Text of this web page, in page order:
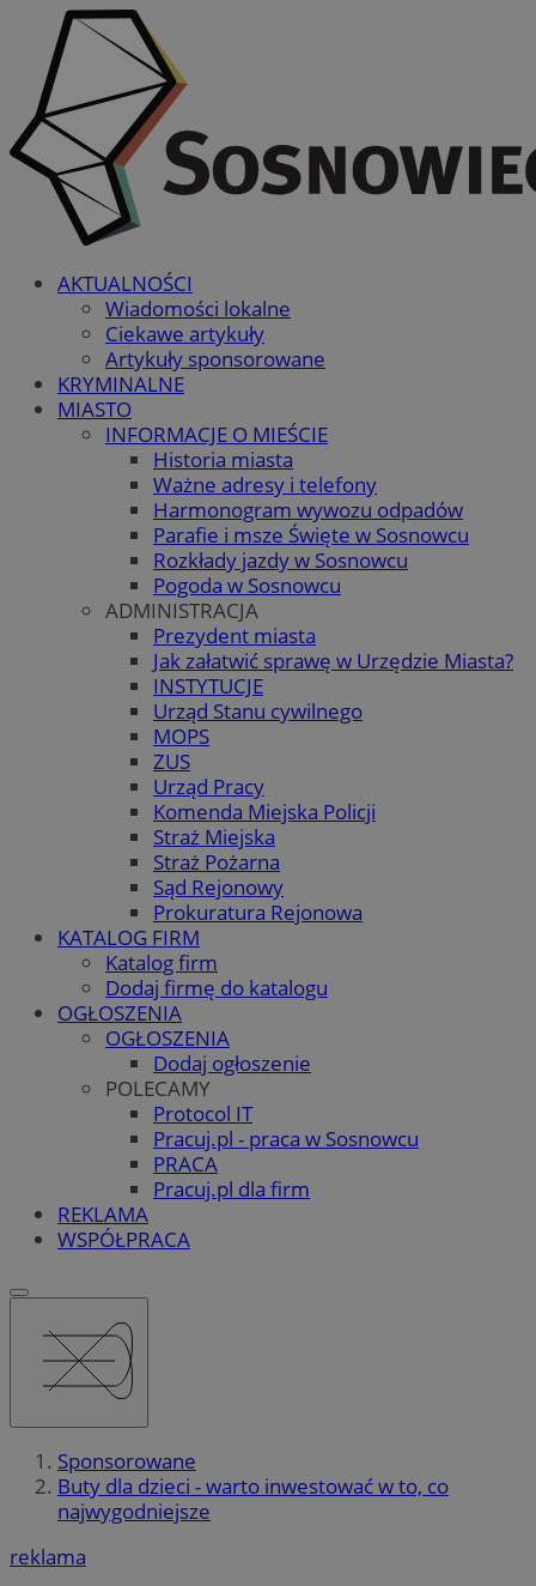
AKTUALNOŚCI
Wiadomości lokalne
Ciekawe artykuły
Artykuły sponsorowane
KRYMINALNE
MIASTO
INFORMACJE O MIEŚCIE
Historia miasta
Ważne adresy i telefony
Harmonogram wywozu odpadów
Parafie i msze Święte w Sosnowcu
Rozkłady jazdy w Sosnowcu
Pogoda w Sosnowcu
ADMINISTRACJA
Prezydent miasta
Jak załatwić sprawę w Urzędzie Miasta?
INSTYTUCJE
Urząd Stanu cywilnego
MOPS
ZUS
Urząd Pracy
Komenda Miejska Policji
Straż Miejska
Straż Pożarna
Sąd Rejonowy
Prokuratura Rejonowa
KATALOG FIRM
Katalog firm
Dodaj firmę do katalogu
OGŁOSZENIA
OGŁOSZENIA
Dodaj ogłoszenie
POLECAMY
Protocol IT
Pracuj.pl - praca w Sosnowcu
PRACA
Pracuj.pl dla firm
REKLAMA
WSPÓŁPRACA
Sponsorowane
Buty dla dzieci - warto inwestować w to, co
najwygodniejsze
reklama